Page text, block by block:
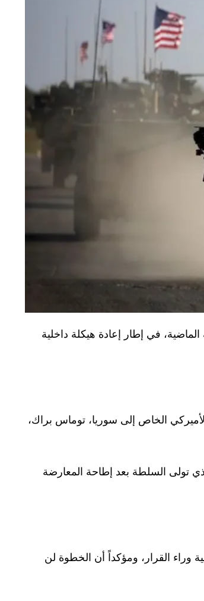
في إطار إعادة هيكلة داخلية
الخاص إلى سوريا، توماس براك،
تولى السلطة بعد إطاحة المعارضة
وراء القرار، ومؤكداً أن الخطوة لن